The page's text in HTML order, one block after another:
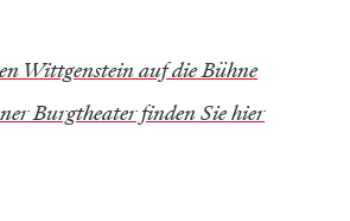
Wittgenstein auf die Bühne
Burgtheater finden Sie hier